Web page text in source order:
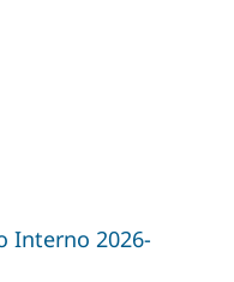
Interno 2026-